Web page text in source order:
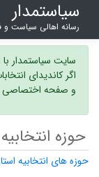
سیاستمدار
رسانه اهالی سیاست
سایت سیاستمدار
اگر کاندیدای
و صفحه اختصاصی
حوزه
حوزه های انتخابیه